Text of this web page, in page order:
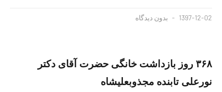
1397-12-02 بدون دیدگاه
۳۶۸ روز بازداشت خانگی حضرت آقای دکتر
نورعلی تابنده مجذوبعلیشاه